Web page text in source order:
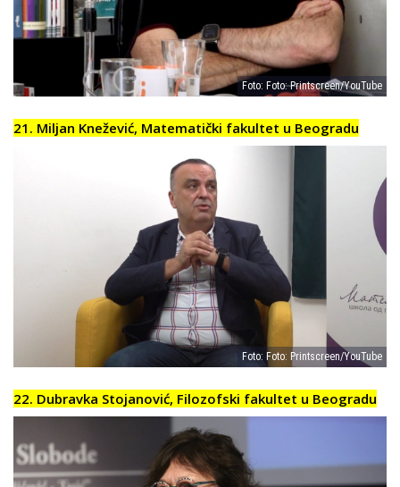
Foto: Foto: Printscreen/YouTube
21. Miljan Knežević, Matematički fakultet u Beogradu
Foto: Foto: Printscreen/YouTube
22. Dubravka Stojanović, Filozofski fakultet u Beogradu